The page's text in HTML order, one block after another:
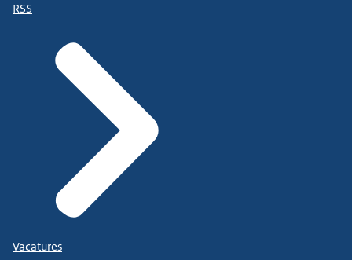
RSS
Vacatures